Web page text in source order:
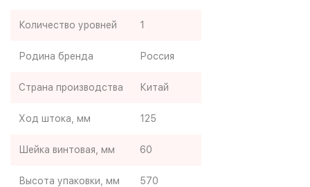
Количество уровней 1
Родина бренда Россия
Страна производства Китай
Ход штока, мм 125
Шейка винтовая, мм 60
Высота упаковки, мм 570